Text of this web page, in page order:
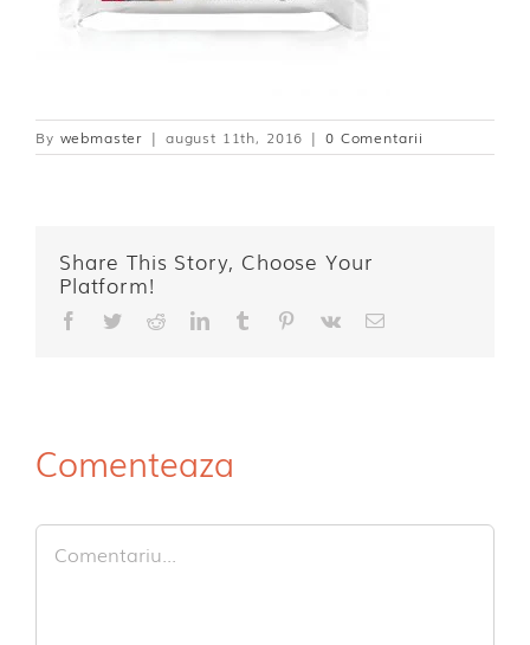
By webmaster | august 11th, 2016 | 0 Comentarii
Share This Story, Choose Your
Platform!
Facebook
TwitterRedditLinkedIn
TumblrPinterest
Vk
E-
Comenteaza
Comment